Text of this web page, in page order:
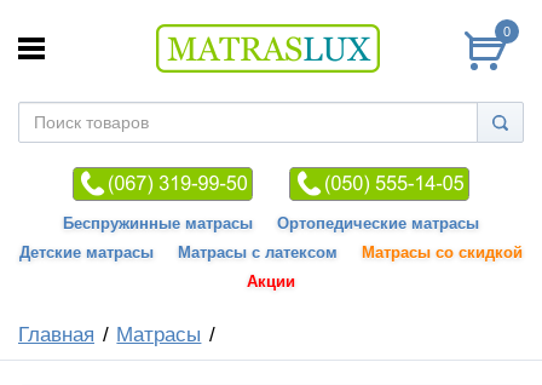
0
Беспружинные матрасы
Ортопедические матрасы
Детские матрасы
Матрасы с латексом
Матрасы со скидкой
Акции
Главная Матрасы